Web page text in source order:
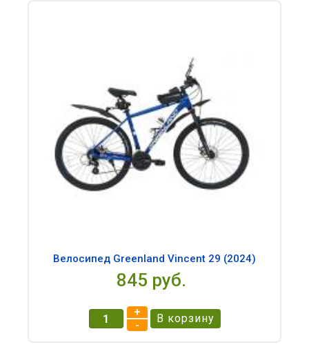
Велосипед Greenland Vincent 29 (2024)
845 pуб.